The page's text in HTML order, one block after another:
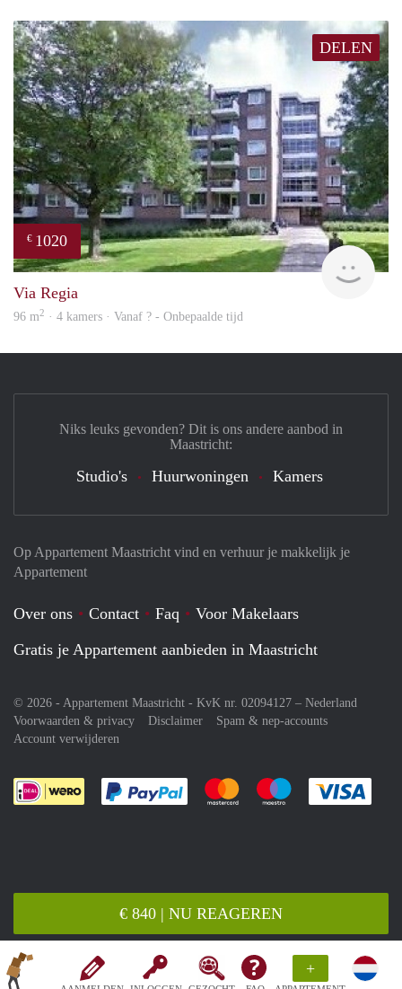
+
€ 840 | NU REAGEREN
DELEN
€ 1020
Via Regia
96 m2 · 4 kamers · Vanaf ? - Onbepaalde tijd
Op Appartement Maastricht vind en verhuur je makkelijk je
Appartement
Over ons Contact Faq
Voor Makelaars
Gratis je Appartement aanbieden in Maastricht
© 2026 - Appartement Maastricht - KvK nr. 02094127 – Nederland
Voorwaarden & privacy
Disclaimer
Spam & nep-accounts
Account verwijderen
Je rekent gemakkelijk af met Paypal
Je rekent gemakkelijk af met
Je rekent
Niks leuks gevonden? Dit is ons andere aanbod in
Maastricht:
Studio's Huurwoningen Kamers